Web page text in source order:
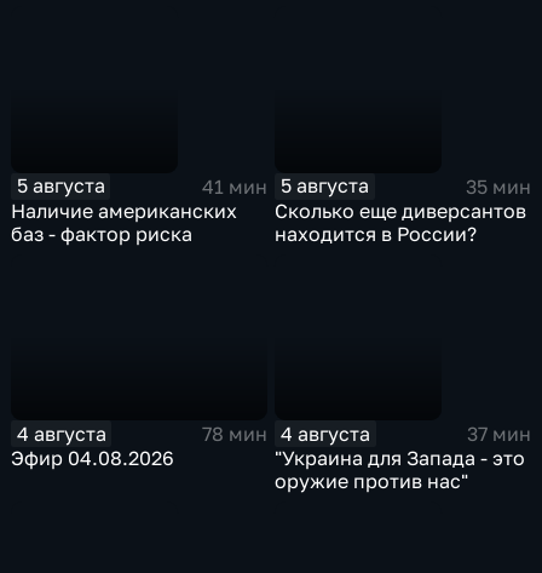
5 августа
41 мин
Наличие американских
баз - фактор риска
5 августа
35 мин
Сколько еще диверсантов
находится в России?
4 августа
78 мин
Эфир 04.08.2026
4 августа
37 мин
"Украина для Запада - это
оружие против нас"